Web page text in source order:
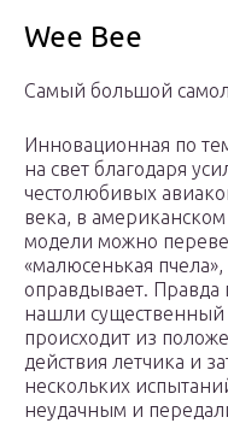
Wee Bee
Самый большой
Инновационная по
на свет благодаря
честолюбивых
века, в
модели можно
«малюсенькая
оправдывает. Правда
нашли существенный
происходит из
действия летчика и
нескольких
неудачным и